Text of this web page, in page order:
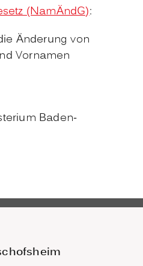
(NamÄndG):
Änderung von
Vornamen
Baden-